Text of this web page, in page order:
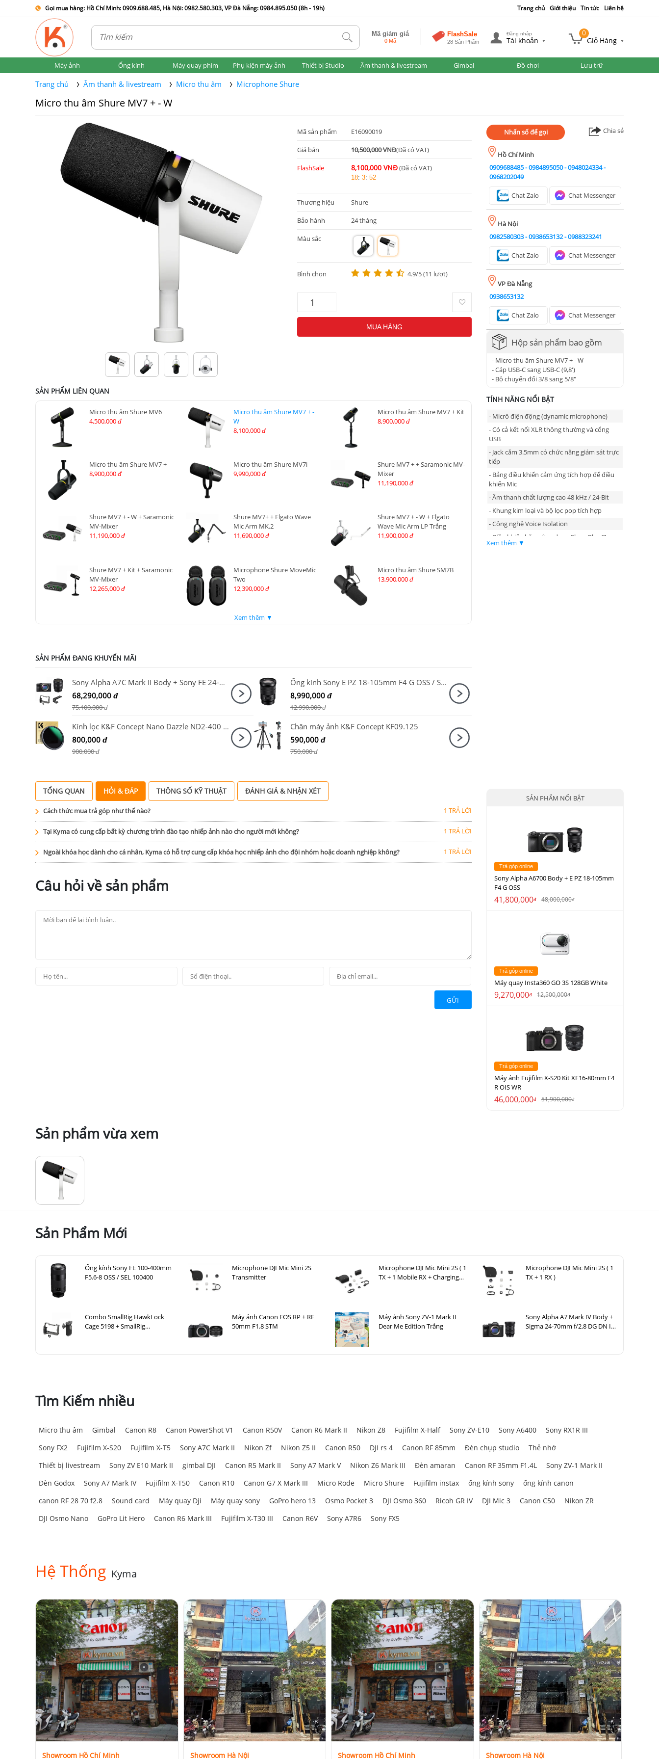
Gọi mua hàng: Hồ Chí Minh: 0909.688.485, Hà Nội: 0982.580.303, VP Đà Nẵng: 0984.895.050 (8h - 19h) Trang chủ Giới thiệu Tin tức Liên hệ
tlk Mã giảm giá
0 Mã
FlashSale
28 Sản Phẩm
Đăng nhập
Tài khoản
0
Giỏ Hàng
Máy ảnh Ống kính Máy quay phim Phụ kiện máy ảnh Thiết bị Studio Âm thanh & livestream Gimbal Đồ chơi Lưu trữ
Trang chủ Âm thanh & livestream Micro thu âm Microphone Shure
Micro thu âm Shure MV7 + - W
Mã sản phẩm E16090019
Giá bán 10,500,000 VNĐ(Đã có VAT)
FlashSale 8,100,000 VNĐ(Đã có VAT)
18: 3: 51
Thương hiệu Shure
Bảo hành 24 tháng
Màu sắc
m m
Bình chọn 4.9/5 (11 lượt)
MUA HÀNG
SẢN PHẨM LIÊN QUAN
Micro thu âm Shure MV6
4,500,000 đ
Micro thu âm Shure MV7 + -
W
8,100,000 đ
Micro thu âm Shure MV7 + Kit
8,900,000 đ
Micro thu âm Shure MV7 +
8,900,000 đ
Micro thu âm Shure MV7i
9,990,000 đ
Shure MV7 + + Saramonic MV-
Mixer
11,190,000 đ
Shure MV7 + - W + Saramonic
MV-Mixer
11,190,000 đ
Shure MV7+ + Elgato Wave
Mic Arm MK.2
11,690,000 đ
Shure MV7 + - W + Elgato
Wave Mic Arm LP Trắng
11,900,000 đ
Shure MV7 + Kit + Saramonic
MV-Mixer
12,265,000 đ
Microphone Shure MoveMic
Two
12,390,000 đ
Micro thu âm Shure SM7B
13,900,000 đ
Xem thêm ▼
SẢN PHẨM ĐANG KHUYẾN MÃI
Sony Alpha A7C Mark II Body + Sony FE 24-50mm F2.8 G + SmallRig HawkLock Cage 5198 + SmallRig NATO Top Handle 3766
68,290,000 đ
75,100,000đ
Ống kính Sony E PZ 18-105mm F4 G OSS / SELP18105G
8,990,000 đ
12,990,000đ
Kính lọc K&F Concept Nano Dazzle ND2-400 ( 1-9 Stop ) 67mm KF01.2360
800,000 đ
900,000đ
Chân máy ảnh K&F Concept KF09.125
590,000 đ
750,000đ
Nhấn số để gọi Chia sẻ
Hồ Chí Minh
0909688485-0984895050-0948024334-
0968202049
Chat Zalo Chat Messenger
Hà Nội
0982580303-0938653132-0988323241
Chat Zalo Chat Messenger
VP Đà Nẵng
0938653132
Chat Zalo Chat Messenger
Hộp sản phẩm bao gồm
- Micro thu âm Shure MV7 + - W
- Cáp USB-C sang USB-C (9,8')
- Bộ chuyển đổi 3/8 sang 5/8"
TÍNH NĂNG NỔI BẬT
- Micrô điện động (dynamic microphone)
- Có cả kết nối XLR thông thường và cổng
USB
- Jack cắm 3.5mm có chức năng giám sát trực
tiếp
- Bảng điều khiển cảm ứng tích hợp để điều
khiển Mic
- Âm thanh chất lượng cao 48 kHz / 24-Bit
- Khung kim loại và bộ lọc pop tích hợp
- Công nghệ Voice Isolation
- Điều khiển bằng ứng dụng ShurePlus ™
MOTIV
Xem thêm ▼
TỔNG QUAN HỎI & ĐÁP THÔNG SỐ KỸ THUẬT ĐÁNH GIÁ & NHẬN XÉT
Cách thức mua trả góp như thế nào? 1 TRẢ LỜI
Tại Kyma có cung cấp bất kỳ chương trình đào tạo nhiếp ảnh nào cho người mới không? 1 TRẢ LỜI
Ngoài khóa học dành cho cá nhân, Kyma có hỗ trợ cung cấp khóa học nhiếp ảnh cho đội nhóm hoặc doanh nghiệp không? 1 TRẢ LỜI
Câu hỏi về sản phẩm
GỬI
SẢN PHẨM NỔI BẬT
Trả góp online
Sony Alpha A6700 Body + E PZ 18-105mm
F4 G OSS
41,800,000đ 48,000,000đ
Trả góp online
Máy quay Insta360 GO 3S 128GB White
9,270,000đ 12,500,000đ
Trả góp online
Máy ảnh Fujifilm X-S20 Kit XF16-80mm F4
R OIS WR
46,000,000đ 51,900,000đ
Sản phẩm vừa xem
Sản Phẩm Mới
Ống kính Sony FE 100-400mm
F5.6-8 OSS / SEL 100400
Microphone DJI Mic Mini 2S
Transmitter
Microphone DJI Mic Mini 2S ( 1
TX + 1 Mobile RX + Charging
Microphone DJI Mic Mini 2S ( 1
TX + 1 RX )
Combo SmallRig HawkLock
Cage 5198 + SmallRig
Máy ảnh Canon EOS RP + RF
50mm F1.8 STM
Máy ảnh Sony ZV-1 Mark II
Dear Me Edition Trắng
Sony Alpha A7 Mark IV Body +
Sigma 24-70mm f/2.8 DG DN II
Tìm Kiếm nhiều
Micro thu âm Gimbal Canon R8 Canon PowerShot V1 Canon R50V Canon R6 Mark II Nikon Z8 Fujifilm X-Half Sony ZV-E10 Sony A6400
Sony RX1R III
Sony FX2
Fujifilm X-S20 Fujifilm X-T5 Sony A7C Mark II Nikon Zf Nikon Z5 II Canon R50 DJI rs 4 Canon RF 85mm Đèn chụp studio
Thẻ nhớ
Thiết bị livestream
Sony ZV E10 Mark II gimbal DJI Canon R5 Mark II Sony A7 Mark V Nikon Z6 Mark III Đèn amaran Canon RF 35mm F1.4L
Sony ZV-1 Mark II
Đèn Godox
Sony A7 Mark IV Fujifilm X-T50 Canon R10 Canon G7 X Mark III Micro Rode Micro Shure Fujifilm instax ống kính sony
ống kính canon
canon RF 28 70 f2.8
Sound card Máy quay Dji Máy quay sony GoPro hero 13 Osmo Pocket 3 DJI Osmo 360 Ricoh GR IV DJI Mic 3 Canon C50
Nikon ZR
DJI Osmo Nano
GoPro Lit Hero Canon R6 Mark III Fujifilm X-T30 III Canon R6V Sony A7R6 Sony FX5
Hệ Thống Kyma
Showroom Hồ Chí Minh Showroom Hà Nội Showroom Hồ Chí Minh Showroom Hà Nội